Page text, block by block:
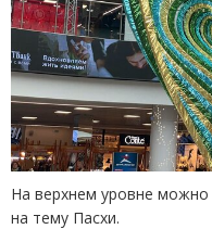
На верхнем уровне можно
на тему Пасхи.